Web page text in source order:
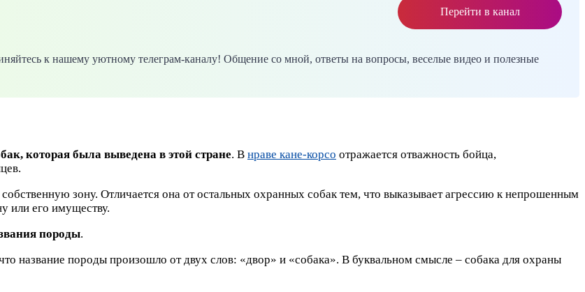
Перейти в канал
к нашему уютному телеграм-каналу! Общение со мной, ответы на вопросы, веселые видео и полезные
которая была выведена в этой стране. В нраве кане-корсо отражается отважность бойца,
зону. Отличается она от остальных охранных собак тем, что выказывает агрессию к непрошенным
или его имуществу.
породы.
название породы произошло от двух слов: «двор» и «собака». В буквальном смысле – собака для охраны